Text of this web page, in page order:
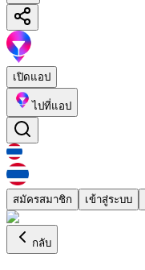
เปิดแอป
ไปที่แอป
สมัครสมาชิก เข้าสู่ระบบ
กลับ